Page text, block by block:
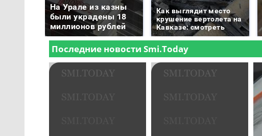
На Урале из казны
были украдены 18
миллионов рублей
Как выглядит место
крушение вертолета на
Кавказе: смотреть